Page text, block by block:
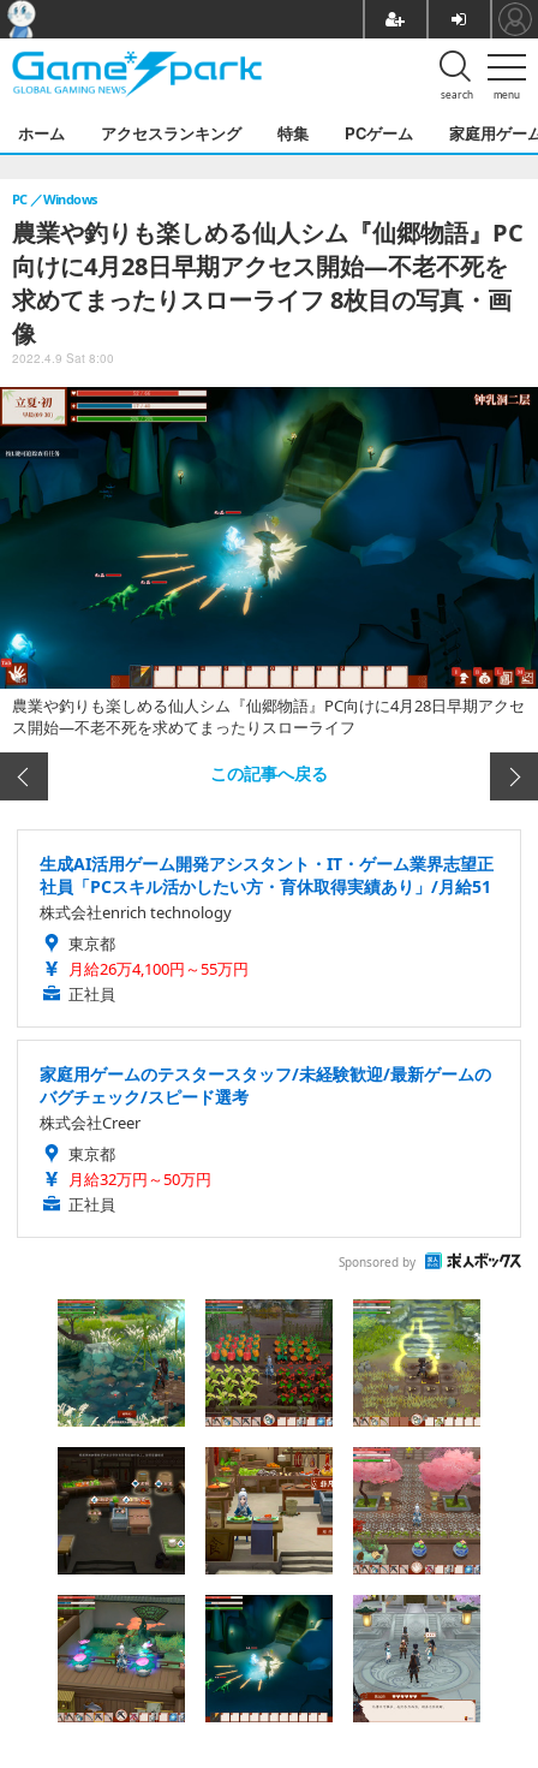
menu
search
ホーム アクセスランキング 特集 PCゲーム 家庭用ゲー
農業や釣りも楽しめる仙人シム『仙郷物語』PC
向けに4月28日早期アクセス開始―不老不死を
求めてまったりスローライフ 8枚目の写真・画
像
PC Windows
2022.4.9 Sat 8:00
農業や釣りも楽しめる仙人シム『仙郷物語』PC向けに4月28日早期アクセ
ス開始―不老不死を求めてまったりスローライフ
この記事へ戻る
生成AI活用ゲーム開発アシスタント・IT・ゲーム業界志望正
社員「PCスキル活かしたい方・育休取得実績あり」/月給51
株式会社enrich technology
東京都
月給26万4,100円～55万円
正社員
家庭用ゲームのテスタースタッフ/未経験歓迎/最新ゲームの
バグチェック/スピード選考
株式会社Creer
東京都
月給32万円～50万円
正社員
Sponsored by